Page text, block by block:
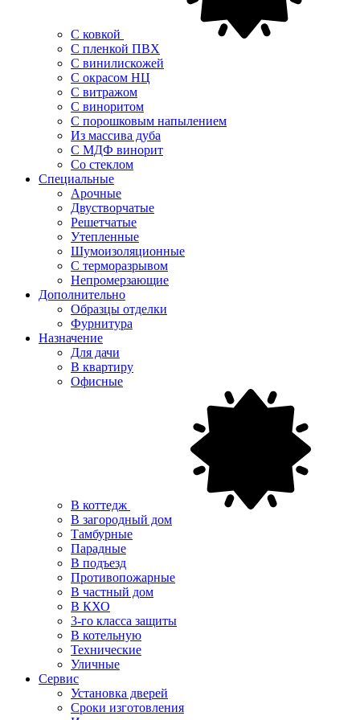
С ковкой
С пленкой ПВХ
С винилискожей
С окрасом НЦ
С витражом
С виноритом
С порошковым напылением
Из массива дуба
С МДФ винорит
Со стеклом
Специальные
Арочные
Двустворчатые
Решетчатые
Утепленные
Шумоизоляционные
С терморазрывом
Непромерзающие
Дополнительно
Образцы отделки
Фурнитура
Назначение
Для дачи
В квартиру
Офисные
В коттедж
В загородный дом
Тамбурные
Парадные
В подъезд
Противопожарные
В частный дом
В КХО
3-го класса защиты
В котельную
Технические
Уличные
Сервис
Установка дверей
Сроки изготовления